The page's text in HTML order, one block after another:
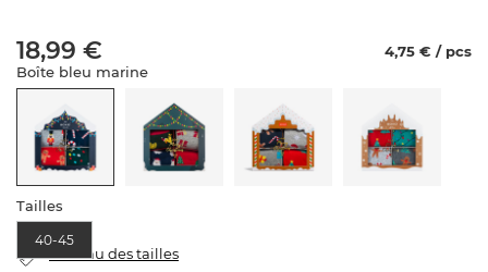
18,99 €
4,75 € / pcs
Boîte bleu marine
Tailles
40-45
tableau des tailles